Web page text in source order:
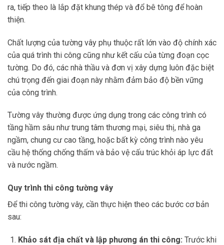
ra, tiếp theo là lắp đặt khung thép và đổ bê tông để hoàn
thiện.
Chất lượng của tường vây phụ thuộc rất lớn vào độ chính xác
của quá trình thi công cũng như kết cấu của từng đoạn cọc
tường. Do đó, các nhà thầu và đơn vị xây dựng luôn đặc biệt
chú trọng đến giai đoạn này nhằm đảm bảo độ bền vững
của công trình.
Tường vây thường được ứng dụng trong các công trình có
tầng hầm sâu như trung tâm thương mại, siêu thị, nhà ga
ngầm, chung cư cao tầng, hoặc bất kỳ công trình nào yêu
cầu hệ thống chống thấm và bảo vệ cấu trúc khỏi áp lực đất
và nước ngầm.
Quy trình thi công tường vây
Để thi công tường vây, cần thực hiện theo các bước cơ bản
sau:
Khảo sát địa chất và lập phương án thi công: Trước khi